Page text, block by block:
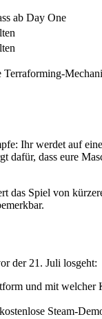
ab Day One
Ihr werdet auf
dafür, dass eure
Spiel von
der 21. Juli losgeht:
und mit welcher
Steam-